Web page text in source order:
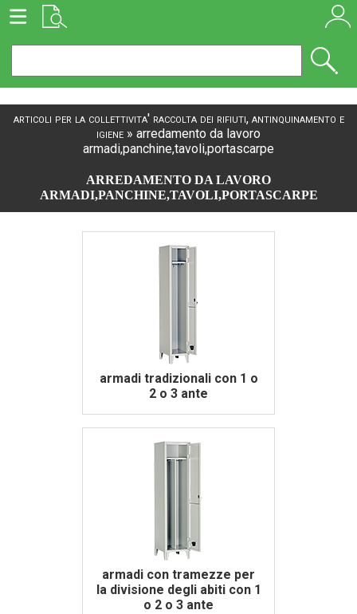
articoli per la collettivita' raccolta dei rifiuti, antinquinamento e
igiene » arredamento da lavoro
armadi,panchine,tavoli,portascarpe
ARREDAMENTO DA LAVORO
ARMADI,PANCHINE,TAVOLI,PORTASCARPE
armadi tradizionali con 1 o
2 o 3 ante
armadi con tramezze per
la divisione degli abiti con 1
o 2 o 3 ante